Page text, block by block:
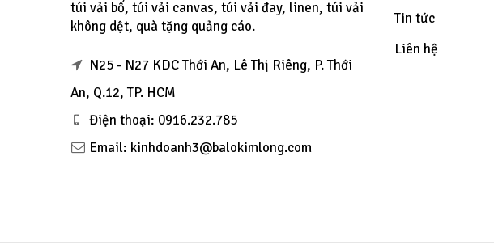
túi vải bố, túi vải canvas, túi vải đay, linen, túi vải
không dệt, quà tặng quảng cáo.
N25 - N27 KDC Thới An, Lê Thị Riêng, P. Thới
An, Q.12, TP. HCM
Điện thoại: 0916.232.785
Email: kinhdoanh3@balokimlong.com
Tin tức
Liên hệ